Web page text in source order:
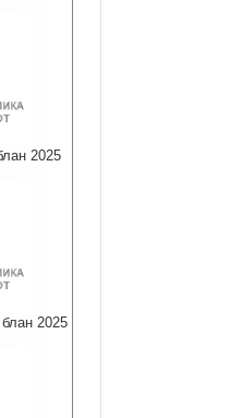
2025
2025